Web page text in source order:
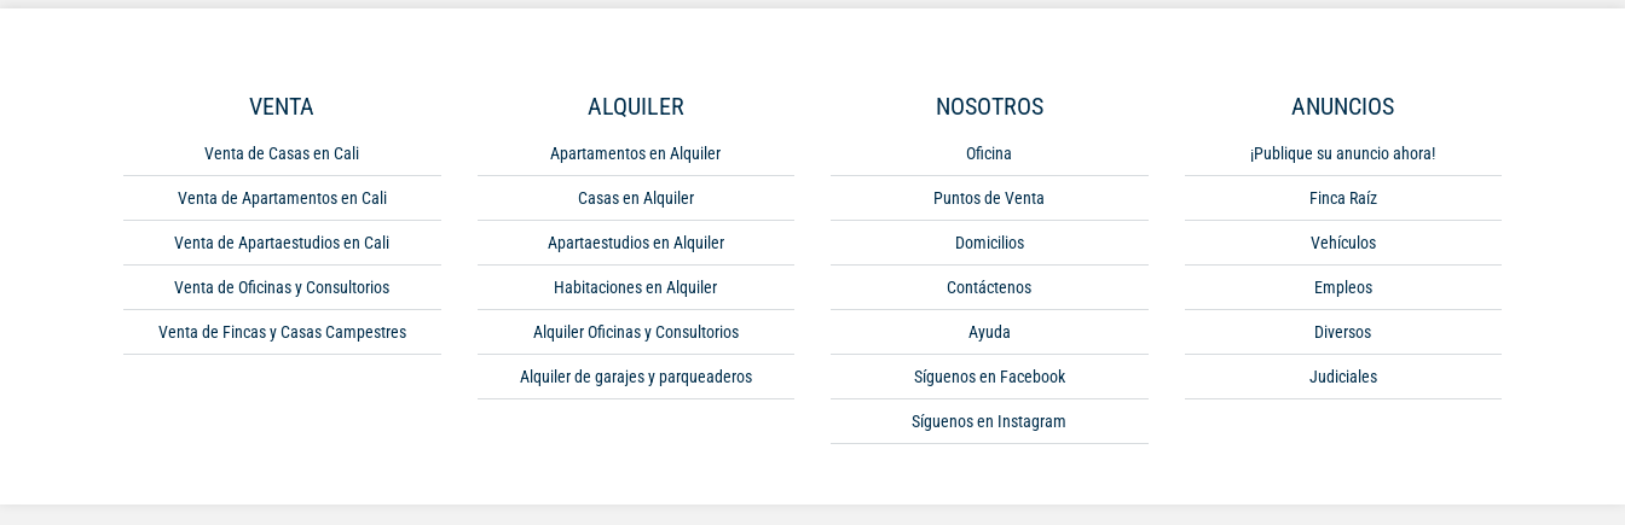
VENTA
Venta de Casas en Cali
Venta de Apartamentos en Cali
Venta de Apartaestudios en Cali
Venta de Oficinas y Consultorios
Venta de Fincas y Casas Campestres
ALQUILER
Apartamentos en Alquiler
Casas en Alquiler
Apartaestudios en Alquiler
Habitaciones en Alquiler
Alquiler Oficinas y Consultorios
Alquiler de garajes y parqueaderos
NOSOTROS
Oficina
Puntos de Venta
Domicilios
Contáctenos
Ayuda
Síguenos en Facebook
Síguenos en Instagram
ANUNCIOS
¡Publique su anuncio ahora!
Finca Raíz
Vehículos
Empleos
Diversos
Judiciales